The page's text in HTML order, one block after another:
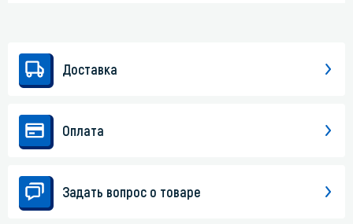
Доставка
Оплата
Задать вопрос о товаре